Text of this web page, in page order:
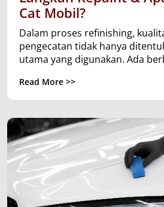
Cat Mobil?
Dalam proses refinishing,
pengecatan tidak hanya
utama yang digunakan. Ada
Read More >>